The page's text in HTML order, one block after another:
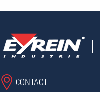
CONTACT